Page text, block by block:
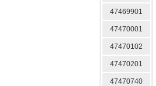
47469901
47470001
47470102
47470201
47470740